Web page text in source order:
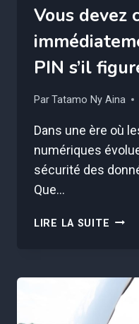
Vous devez
PIN s’il
ParTatamo Ny Aina
Dans une ère où
numériques
sécurité des
Que…
LIRE LA SUITE VOUS
CODE
PIN